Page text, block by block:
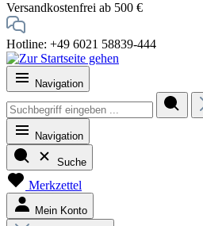
Versandkostenfrei ab 500 €
Hotline: +49 6021 58839-444
Navigation
Navigation
Suche
Merkzettel
Mein Konto